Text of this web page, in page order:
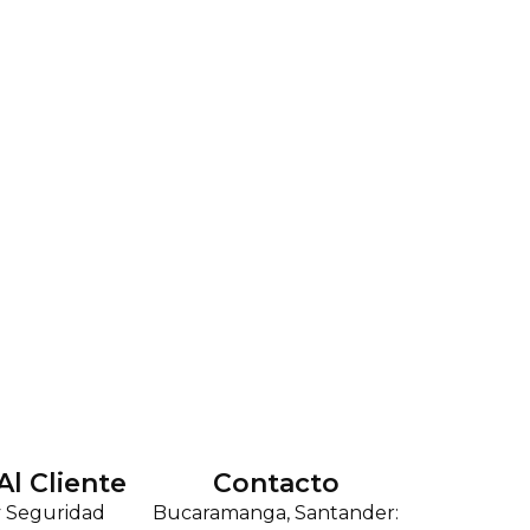
Cliente
Seguridad
Contacto
Bucaramanga, Santander: